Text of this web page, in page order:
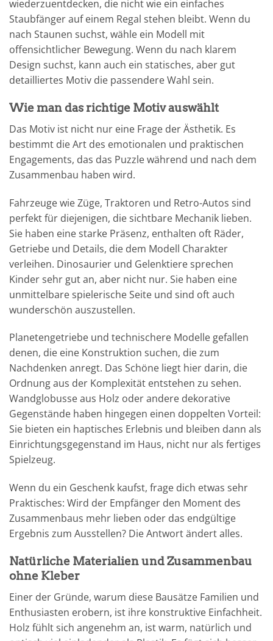
wiederzuentdecken, die nicht wie ein einfaches
Staubfänger auf einem Regal stehen bleibt. Wenn du
nach Staunen suchst, wähle ein Modell mit
offensichtlicher Bewegung. Wenn du nach klarem
Design suchst, kann auch ein statisches, aber gut
detailliertes Motiv die passendere Wahl sein.
Wie man das richtige Motiv auswählt
Das Motiv ist nicht nur eine Frage der Ästhetik. Es
bestimmt die Art des emotionalen und praktischen
Engagements, das das Puzzle während und nach dem
Zusammenbau haben wird.
Fahrzeuge wie Züge, Traktoren und Retro-Autos sind
perfekt für diejenigen, die sichtbare Mechanik lieben.
Sie haben eine starke Präsenz, enthalten oft Räder,
Getriebe und Details, die dem Modell Charakter
verleihen. Dinosaurier und Gelenktiere sprechen
Kinder sehr gut an, aber nicht nur. Sie haben eine
unmittelbare spielerische Seite und sind oft auch
wunderschön auszustellen.
Planetengetriebe und technischere Modelle gefallen
denen, die eine Konstruktion suchen, die zum
Nachdenken anregt. Das Schöne liegt hier darin, die
Ordnung aus der Komplexität entstehen zu sehen.
Wandglobusse aus Holz oder andere dekorative
Gegenstände haben hingegen einen doppelten Vorteil:
Sie bieten ein haptisches Erlebnis und bleiben dann als
Einrichtungsgegenstand im Haus, nicht nur als fertiges
Spielzeug.
Wenn du ein Geschenk kaufst, frage dich etwas sehr
Praktisches: Wird der Empfänger den Moment des
Zusammenbaus mehr lieben oder das endgültige
Ergebnis zum Ausstellen? Die Antwort ändert alles.
Natürliche Materialien und Zusammenbau
ohne Kleber
Einer der Gründe, warum diese Bausätze Familien und
Enthusiasten erobern, ist ihre konstruktive Einfachheit.
Holz fühlt sich angenehm an, ist warm, natürlich und